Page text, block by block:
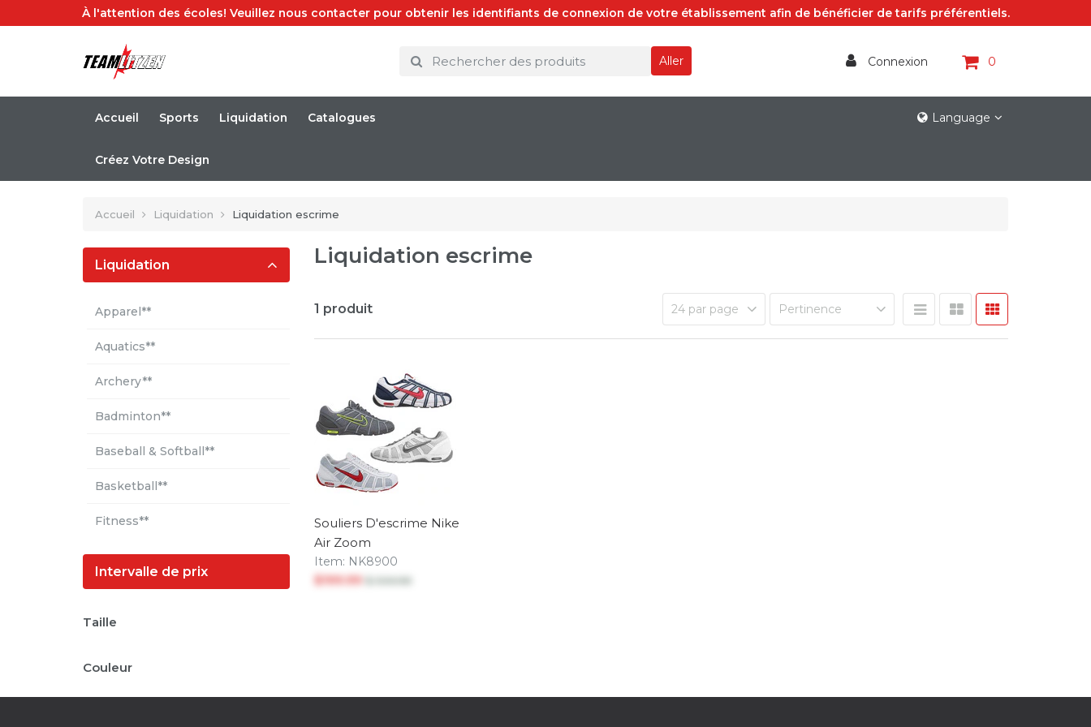
À l'attention des écoles! Veuillez nous contacter pour obtenir les identifiants de connexion de votre établissement afin de bénéficier de tarifs préférentiels.
Connexion 0
Aller
Accueil Sports Liquidation Catalogues
Créez Votre Design
Language
Accueil Liquidation Liquidation escrime
Liquidation
Apparel**
Aquatics**
Archery**
Badminton**
Baseball & Softball**
Basketball**
Fitness**
Floor Hockey**
Football**
Gymnastics**
Voir plus
Intervalle de prix
Taille
Couleur
Liquidation escrime
1 produit
Souliers D'escrime Nike
Air Zoom
Item: NK8900
$199.99